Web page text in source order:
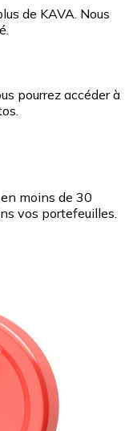
de KAVA. Nous
pourrez accéder à
moins de 30
vos portefeuilles.